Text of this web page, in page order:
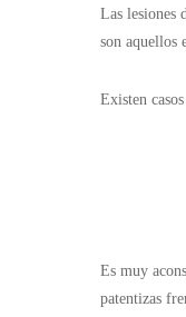
Las lesiones
son aquellos
Existen
Es muy
patentizas